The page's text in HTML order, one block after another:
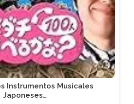
Instrumentos Musicales
Japoneses…